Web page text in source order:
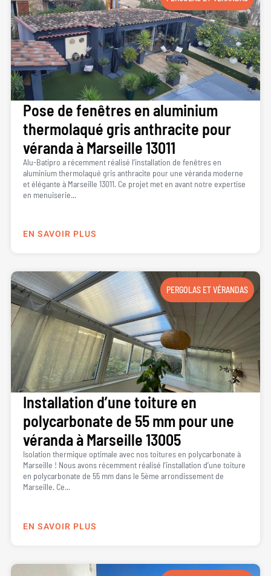
Pose de fenêtres en aluminium
thermolaqué gris anthracite pour
véranda à Marseille 13011
Alu-Batipro a récemment réalisé l’installation de fenêtres en
aluminium thermolaqué gris anthracite pour une véranda moderne
et élégante à Marseille 13011. Ce projet met en avant notre expertise
en menuiserie...
EN SAVOIR PLUS
PERGOLAS ET VÉRANDAS
Installation d’une toiture en
polycarbonate de 55 mm pour une
véranda à Marseille 13005
Isolation thermique optimale avec nos toitures en polycarbonate à
Marseille ! Nous avons récemment réalisé l’installation d’une toiture
en polycarbonate de 55 mm dans le 5ème arrondissement de
Marseille. Ce...
EN SAVOIR PLUS